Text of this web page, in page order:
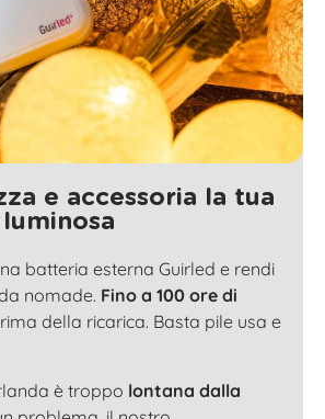
e accessoria la tua
batteria esterna Guirled e rendi
nomade. Fino a 100 ore di
della ricarica. Basta pile usa e
è troppo lontana dalla